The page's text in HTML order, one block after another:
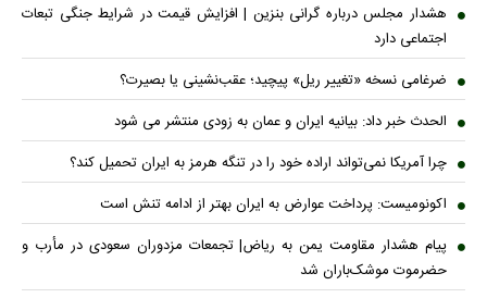
هشدار مجلس درباره گرانی بنزین | افزایش قیمت در شرایط جنگی تبعات
اجتماعی دارد
ضرغامی نسخه «تغییر ریل» پیچید؛ عقب‌نشینی یا بصیرت؟
الحدث خبر داد: بیانیه ایران و عمان به زودی منتشر می شود
چرا آمریکا نمی‌تواند اراده خود را در تنگه هرمز به ایران تحمیل کند؟
اکونومیست: پرداخت عوارض به ایران بهتر از ادامه تنش است
پیام هشدار مقاومت یمن به ریاض| تجمعات مزدوران سعودی در مأرب و
حضرموت موشک‌باران شد